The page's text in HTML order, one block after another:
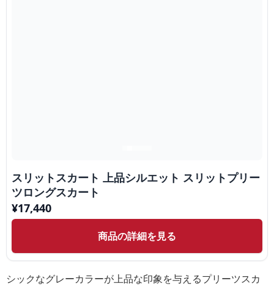
スリットスカート 上品シルエット スリットプリー
ツロングスカート
¥17,440
商品の詳細を見る
シックなグレーカラーが上品な印象を与えるプリーツスカ